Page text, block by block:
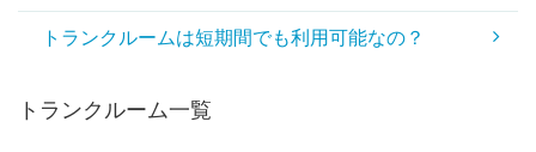
トランクルームは短期間でも利用可能なの？
トランクルーム一覧